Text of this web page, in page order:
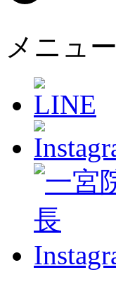
メニュー